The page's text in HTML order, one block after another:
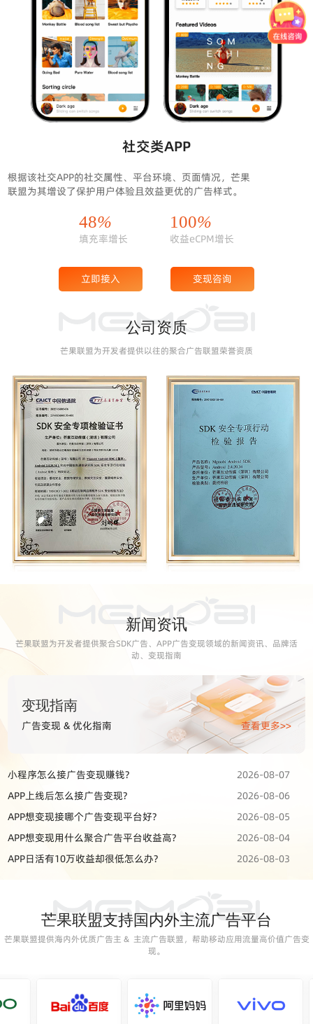
社交类APP
根据该社交APP的社交属性、平台环境、页面情况，芒果
联盟为其增设了保护用户体验且效益更优的广告样式。
48%
填充率增长
100%
收益eCPM增长
立即接入 变现咨询
公司资质
芒果联盟为开发者提供以往的聚合广告联盟荣誉资质
新闻资讯
芒果联盟为开发者提供聚合SDK广告、APP广告变现领域的新闻资讯、品牌活
动、变现指南
变现指南
广告变现 & 优化指南 查看更多>>
小程序怎么接广告变现赚钱?
2026-08-07
APP上线后怎么接广告变现?
2026-08-06
APP想变现接哪个广告变现平台好?
2026-08-05
APP想变现用什么聚合广告平台收益高?
2026-08-04
APP日活有10万收益却很低怎么办?
2026-08-03
芒果联盟支持国内外主流广告平台
芒果联盟提供海内外优质广告主 & 主流广告联盟，帮助移动应用流量高价值广告变
现。